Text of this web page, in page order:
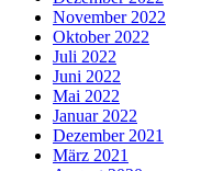
November 2022
Oktober 2022
Juli 2022
Juni 2022
Mai 2022
Januar 2022
Dezember 2021
März 2021